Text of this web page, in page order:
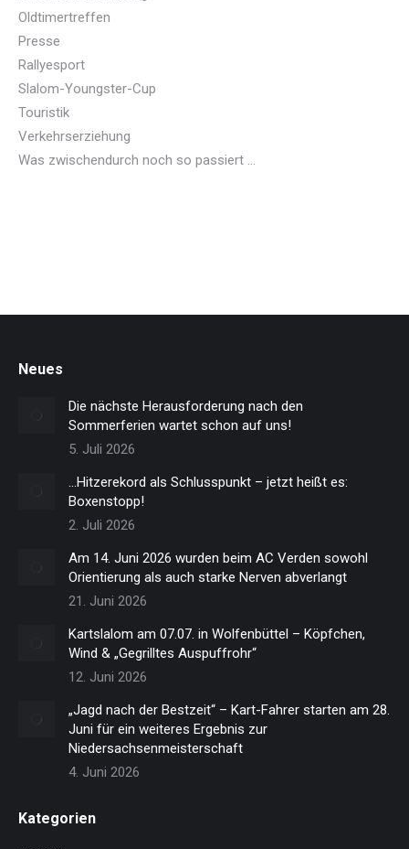
Oldtimertreffen
Presse
Rallyesport
Slalom-Youngster-Cup
Touristik
Verkehrserziehung
Was zwischendurch noch so passiert …
Neues
Die nächste Herausforderung nach den
Sommerferien wartet schon auf uns!
5. Juli 2026
…Hitzerekord als Schlusspunkt – jetzt heißt es:
Boxenstopp!
2. Juli 2026
Am 14. Juni 2026 wurden beim AC Verden sowohl
Orientierung als auch starke Nerven abverlangt
21. Juni 2026
Kartslalom am 07.07. in Wolfenbüttel – Köpfchen,
Wind & „Gegrilltes Auspuffrohr“
12. Juni 2026
„Jagd nach der Bestzeit“ – Kart-Fahrer starten am 28.
Juni für ein weiteres Ergebnis zur
Niedersachsenmeisterschaft
4. Juni 2026
Kategorien